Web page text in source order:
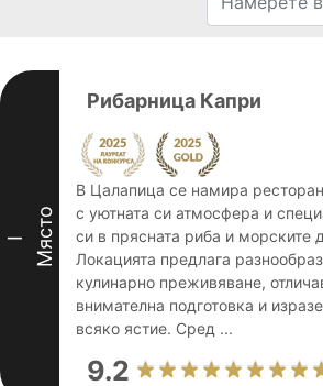
I Място
Рибарница Капри
В Цалапица се намира
с уютната си атмосфера и
си в прясната риба и морските
Локацията предлага
кулинарно преживяване,
внимателна подготовка и
всяко ястие. Сред ...
9.2